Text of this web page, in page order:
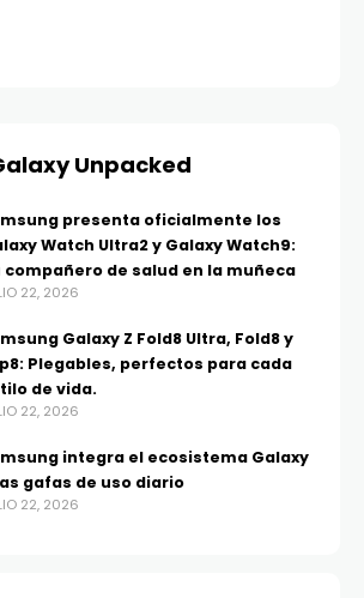
Unpacked
presenta oficialmente los
Watch Ultra2 y Galaxy Watch9:
compañero de salud en la muñeca
22, 2026
Galaxy Z Fold8 Ultra, Fold8 y
Plegables, perfectos para cada
de vida.
22, 2026
integra el ecosistema Galaxy
gafas de uso diario
22, 2026